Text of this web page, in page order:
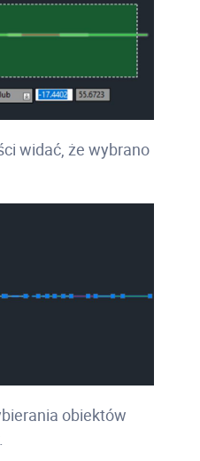
widać, że wybrano
obiektów